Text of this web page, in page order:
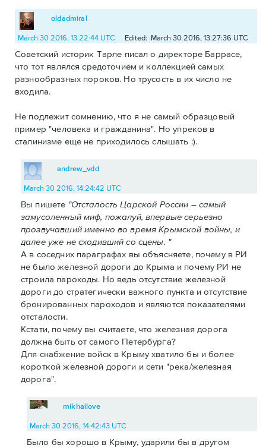
oldadmiral
March 30 2016, 13:22:44 UTC Edited: March 30 2016, 13:27:36 UTC
Советский историк Тарле писал о директоре Баррасе,
что тот являлся средоточием и коллекцией самых
разнообразных пороков. Но трусость в их число не
входила.
Не подлежит сомнению, что я не самый образцовый
пример "человека и гражданина". Но упреков в
сталинизме еще не приходилось слышать :).
andrew_vdd
March 30 2016, 14:24:42 UTC
Вы пишете "Отсталость Царской России – самый
замусоленный миф, пожалуй, впервые серьезно
прозвучавший именно во время Крымской войны, и
далее уже не сходивший со сцены. "
А в соседних параграфах вы объясняете, почему в РИ
не было железной дороги до Крыма и почему РИ не
строила пароходы. Но ведь отсутствие железной
дороги до стратегически важного пункта и отсутствие
бронированных пароходов и являются показателями
отсталости.
Кстати, почему вы считаете, что железная дорога
должна быть от самого Петербурга?
Для снабжение войск в Крыму хватило бы и более
короткой железной дороги и сети "река/железная
дорога".
mikhailove
March 30 2016, 14:42:43 UTC
Было бы хорошо в Крыму, ударили бы в другом